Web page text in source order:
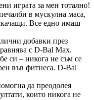
играта за мен тотално!
в мускулна маса,
Все едно имаш
добавки през
с D-Bal Max.
си – никога не съм се
във фитнеса. D-Bal
да преодолея
които никога не